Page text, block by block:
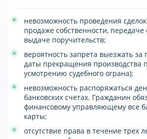
невозможность проведения
продаже собственности, передаче
выдаче поручительств;
вероятность запрета выезжать за
даты прекращения производства
усмотрению судебного ограна);
невозможность распоряжаться
банковских счетах. Гражданин
финансовому управляющему все
карты;
отсутствие права в течение трех